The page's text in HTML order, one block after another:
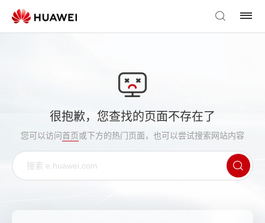
很抱歉，您查找的页面不存在了
您可以访问首页或下方的热门页面，也可以尝试搜索网站内容